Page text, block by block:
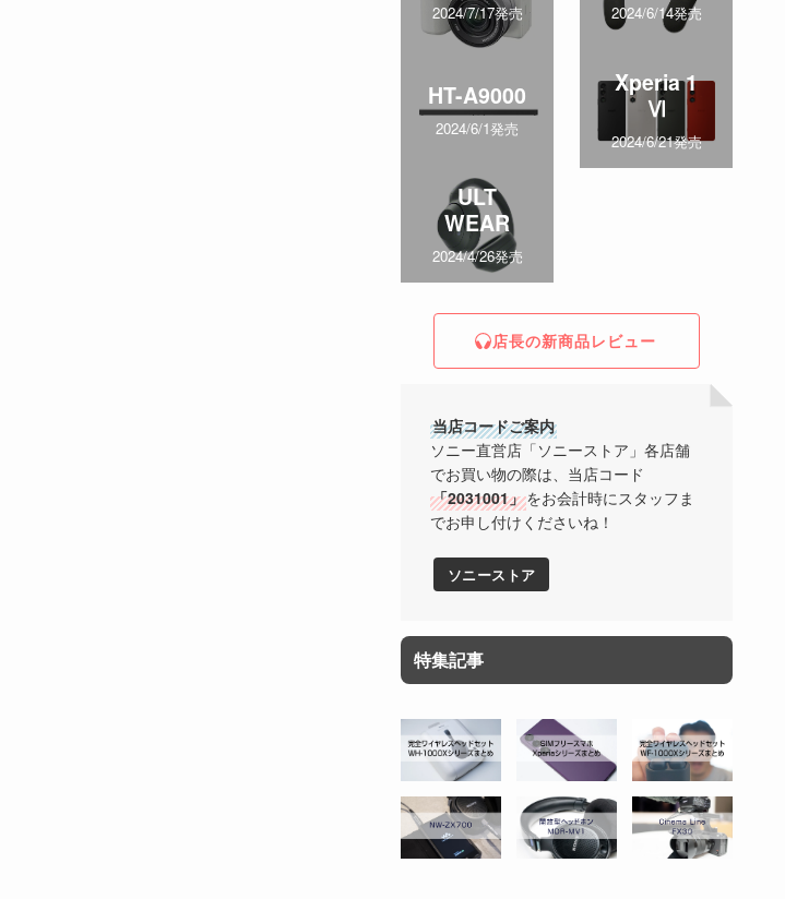
2024/7/17発売 2024/6/14発売
HT-A9000
2024/6/1発売
Xperia 1
Ⅵ
2024/6/21発売
ULT
WEAR
2024/4/26発売
店長の新商品レビュー
当店コードご案内
ソニー直営店「ソニーストア」各店舗
でお買い物の際は、当店コード
「2031001」をお会計時にスタッフま
でお申し付けくださいね！
ソニーストア
特集記事